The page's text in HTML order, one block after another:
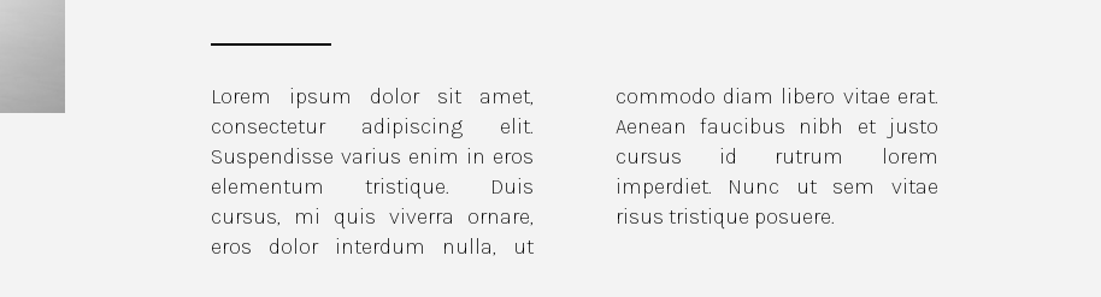
Lorem ipsum dolor sit amet,
consectetur adipiscing elit.
Suspendisse varius enim in eros
elementum tristique. Duis
cursus, mi quis viverra ornare,
eros dolor interdum nulla, ut
commodo diam libero vitae erat.
Aenean faucibus nibh et justo
cursus id rutrum lorem
imperdiet. Nunc ut sem vitae
risus tristique posuere.